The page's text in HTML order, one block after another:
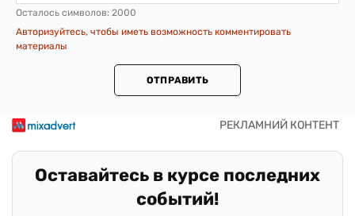
Осталось символов: 2000
Авторизуйтесь, чтобы иметь возможность комментировать
материалы
ОТПРАВИТЬ
Оставайтесь в курсе последних
событий!